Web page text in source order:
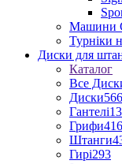
Машини
Турніки
Диски для
Каталог
Все
Диски566
Гантелі
Грифи416
Штанги
Гирі293